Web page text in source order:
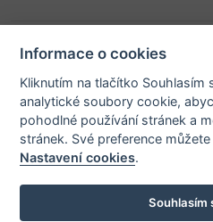
Informace o cookies
Kliknutím na tlačítko Souhlasím
analytické soubory cookie,
pohodlné používání stránek a
stránek. Své preference
Nastavení cookies.
Souhlasím
© 2026 Město Bystřice nad
vyhrazena |